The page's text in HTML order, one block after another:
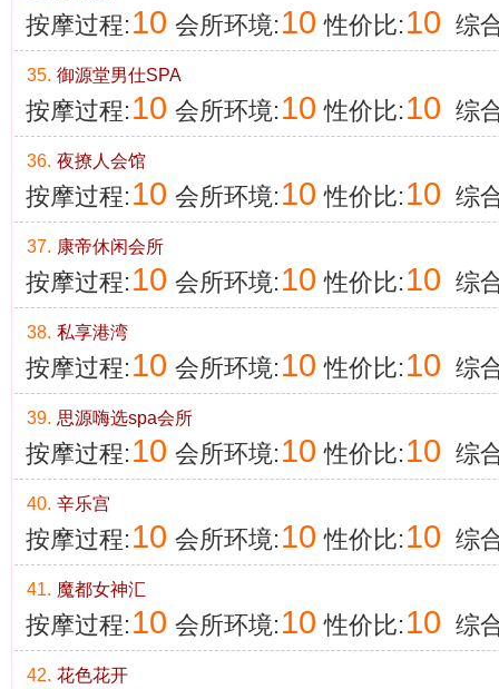
按摩过程: 10 会所环境: 10 性价比: 10 综
35. 御源堂男仕SPA
按摩过程: 10 会所环境: 10 性价比: 10 综
36. 夜撩人会馆
按摩过程: 10 会所环境: 10 性价比: 10 综
37. 康帝休闲会所
按摩过程: 10 会所环境: 10 性价比: 10 综
38. 私享港湾
按摩过程: 10 会所环境: 10 性价比: 10 综
39. 思源嗨选spa会所
按摩过程: 10 会所环境: 10 性价比: 10 综
40. 辛乐宫
按摩过程: 10 会所环境: 10 性价比: 10 综
41. 魔都女神汇
按摩过程: 10 会所环境: 10 性价比: 10 综
42. 花色花开